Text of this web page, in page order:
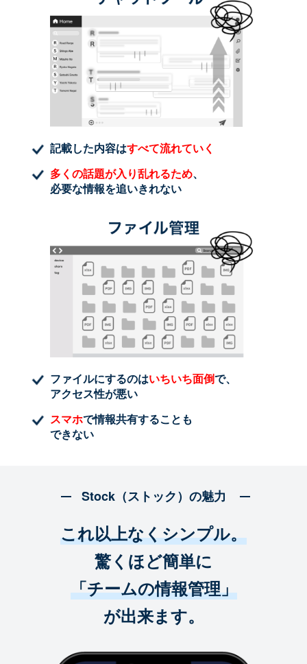
記載した内容はすべて流れていく
多くの話題が入り乱れるため、
必要な情報を追いきれない
ファイルにするのはいちいち面倒で、
アクセス性が悪い
スマホで情報共有することも
できない
Stock（ストック）の魅力
これ以上なくシンプル。
驚くほど簡単に
「チームの情報管理」
が出来ます。